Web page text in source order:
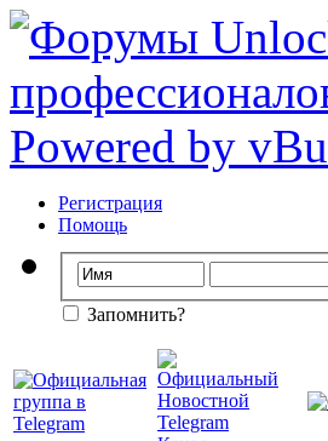
Регистрация
Помощь
Запомнить?